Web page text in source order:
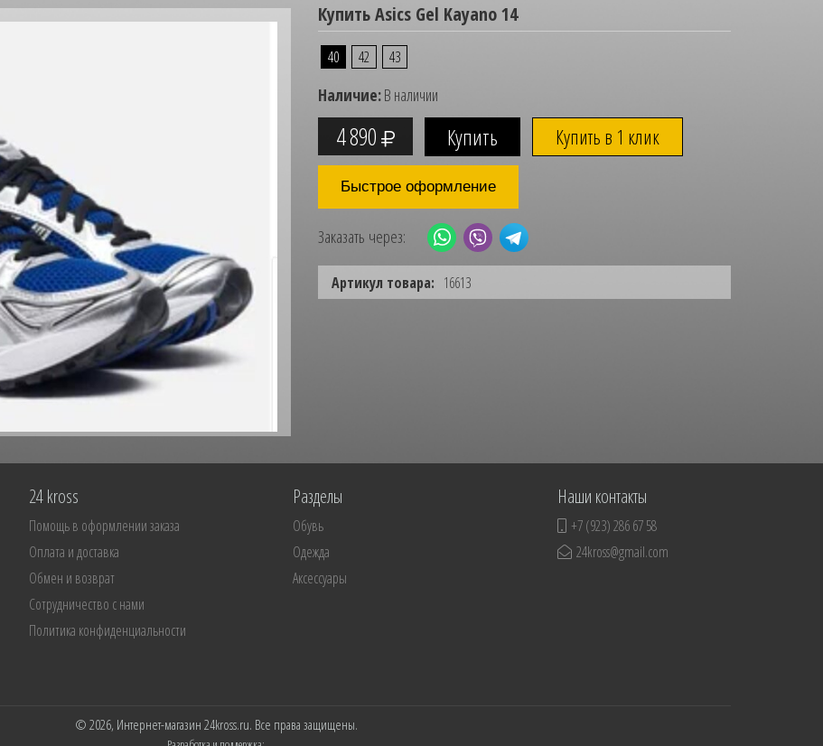
Купить Asics Gel Kayano 14
40 42 43
Наличие:В наличии
4 890 Купить в 1 клик
Быстрое оформление
Заказать через:
Артикул товара: 16613
24 kross
Помощь в оформлении заказа
Оплата и доставка
Обмен и возврат
Сотрудничество с нами
Политика конфиденциальности
Разделы
Обувь
Одежда
Аксессуары
Наши контакты
+7 (923) 286 67 58
24kross@gmail.com
© 2026, Интернет-магазин 24kross.ru. Все права защищены.